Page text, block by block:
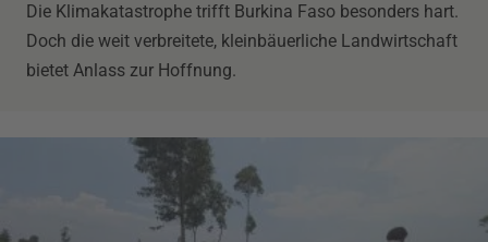
Die Klimakatastrophe trifft Burkina Faso besonders hart.
Doch die weit verbreitete, kleinbäuerliche Landwirtschaft
bietet Anlass zur Hoffnung.